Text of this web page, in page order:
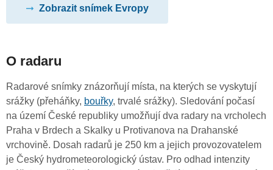
Zobrazit snímek Evropy
O radaru
Radarové snímky znázorňují místa, na kterých se vyskytují
srážky (přeháňky, bouřky, trvalé srážky). Sledování počasí
na území České republiky umožňují dva radary na vrcholech
Praha v Brdech a Skalky u Protivanova na Drahanské
vrchovině. Dosah radarů je 250 km a jejich provozovatelem
je Český hydrometeorologický ústav. Pro odhad intenzity